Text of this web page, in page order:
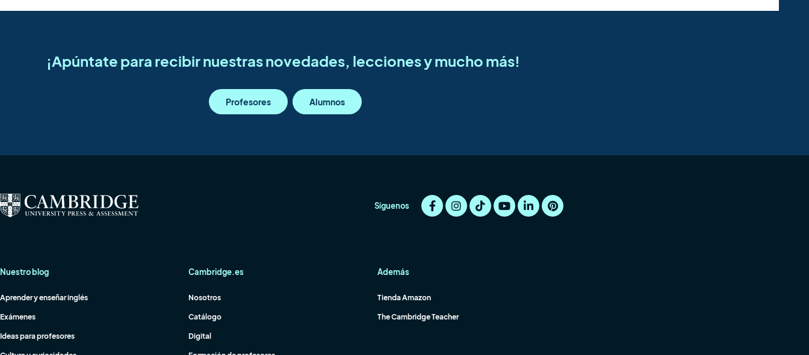
¡Apúntate para recibir nuestras novedades, lecciones y mucho más!
Profesores Alumnos
Síguenos
Nuestro blog
Aprender y enseñar inglés
Exámenes
Ideas para profesores
Cambridge.es
Nosotros
Catálogo
Digital
Además
Tienda Amazon
The Cambridge Teacher